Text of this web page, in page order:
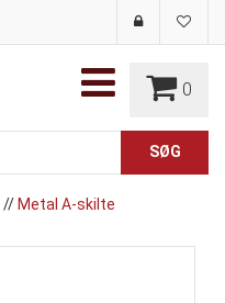
0
// Metal A-skilte